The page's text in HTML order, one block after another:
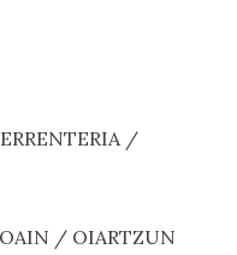
/
/ OIARTZUN